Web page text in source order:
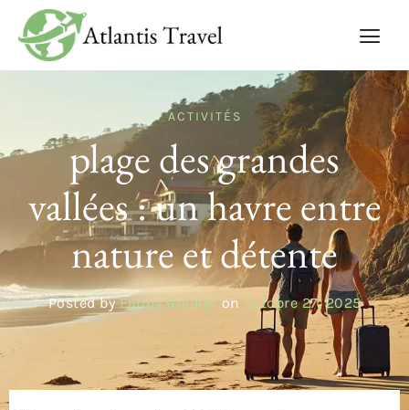
ACTIVITÉS
plage des grandes
vallées : un havre entre
nature et détente
Posted by Fanny Gredier on octobre 27, 2025